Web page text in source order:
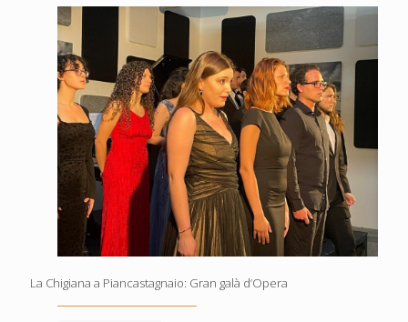
La Chigiana a Piancastagnaio: Gran galà d’Opera